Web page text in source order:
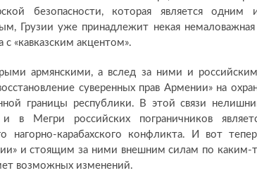
безопасности, которая является одним
Грузии уже принадлежит некая немаловажная
«кавказским акцентом».
армянскими, а вслед за ними и
суверенных прав Армении» на
границы республики. В этой связи
в Мегри российских пограничников
нагорно-карабахского конфликта. И вот
и стоящим за ними внешним силам по каким-
возможных изменений.